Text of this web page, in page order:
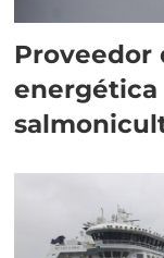
Proveedor
energética